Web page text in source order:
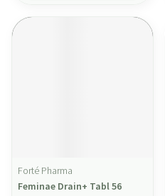
Forté Pharma
Feminae Drain+ Tabl 56